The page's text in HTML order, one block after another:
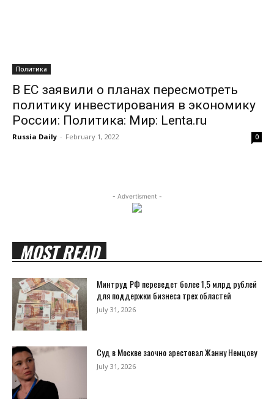
Политика
В ЕС заявили о планах пересмотреть
политику инвестирования в экономику
России: Политика: Мир: Lenta.ru
Russia Daily - February 1, 2022 0
- Advertisment -
MOST READ
Минтруд РФ переведет более 1,5 млрд рублей
для поддержки бизнеса трех областей
July 31, 2026
Суд в Москве заочно арестовал Жанну Немцову
July 31, 2026